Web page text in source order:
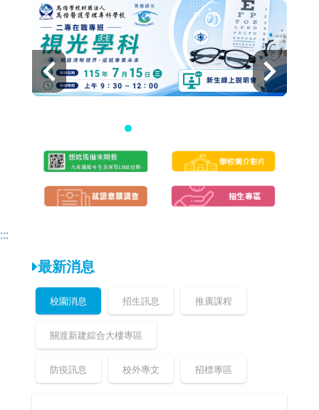
放停
上
下
:::
最新消息
校園消息 招生訊息 推廣課程
關渡新建綜合大樓專區
防疫訊息 校外專文 招標專區